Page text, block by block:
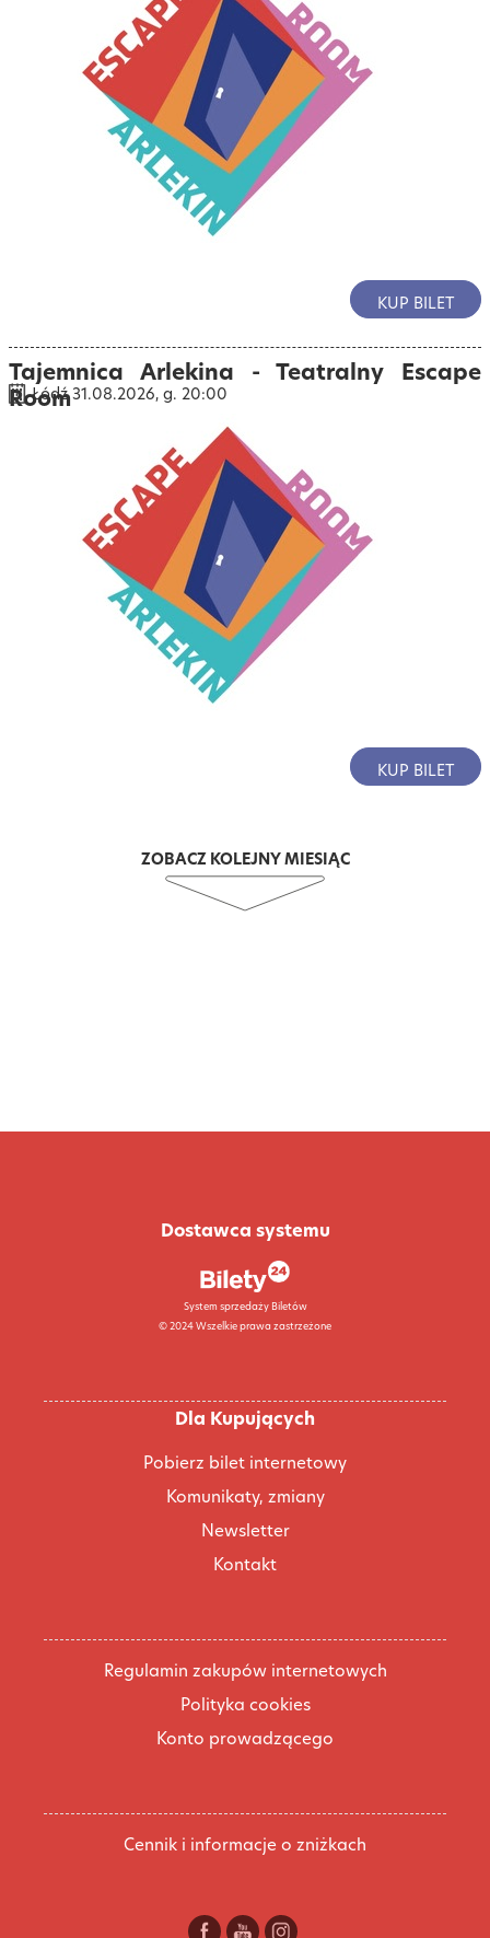
KUP BILET
Tajemnica Arlekina - Teatralny Escape
Room
Łódź 31.08.2026, g. 20:00
KUP BILET
ZOBACZ KOLEJNY MIESIĄC
Dostawca systemu
System sprzedaży Biletów
© 2024 Wszelkie prawa zastrzeżone
Dla Kupujących
Pobierz bilet internetowy
Komunikaty, zmiany
Newsletter
Kontakt
Regulamin zakupów internetowych
Polityka cookies
Konto prowadzącego
Cennik i informacje o zniżkach